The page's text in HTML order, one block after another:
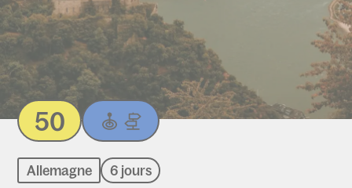
50
Allemagne 6 jours